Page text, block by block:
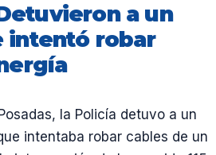
a un
intentó robar
la Policía detuvo a un
intentaba robar cables de un